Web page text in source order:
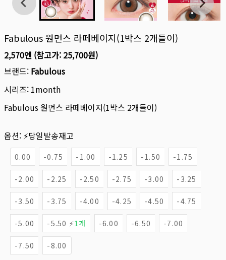
Fabulous 원먼스 라떼베이지(1박스 2개들이)
2,570엔 (참고가: 25,700원)
브랜드: Fabulous
시리즈: 1month
Fabulous 원먼스 라떼베이지(1박스 2개들이)
옵션: ⚡당일발송재고
0.00 -0.75 -1.00 -1.25 -1.50 -1.75
-2.00 -2.25 -2.50 -2.75 -3.00 -3.25
-3.50 -3.75 -4.00 -4.25 -4.50 -4.75
-5.00 -5.50 ⚡1개 -6.00 -6.50 -7.00
-7.50 -8.00